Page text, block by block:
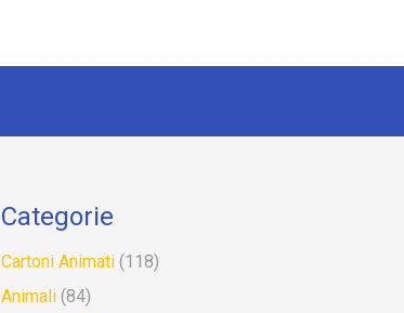
Categorie
Cartoni Animati (118)
Animali (84)